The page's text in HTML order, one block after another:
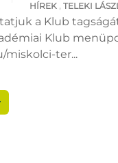
HÍREK ,TELEKI
a Klub
Klub
miskolci-ter...